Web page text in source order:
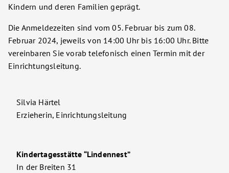
Kindern und deren Familien geprägt.
Die Anmeldezeiten sind vom 05. Februar bis zum 08.
Februar 2024, jeweils von 14:00 Uhr bis 16:00 Uhr. Bitte
vereinbaren Sie vorab telefonisch einen Termin mit der
Einrichtungsleitung.
Silvia Härtel
Erzieherin, Einrichtungsleitung
Kindertagesstätte “Lindennest”
In der Breiten 31